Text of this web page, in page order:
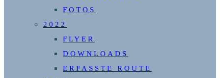
FOTOS
2022
FLYER
DOWNLOADS
ERFASSTE ROUTE